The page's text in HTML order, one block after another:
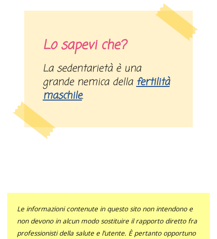
Lo sapevi che?
La sedentarietà è una
grande nemica dellafertilità
maschile.
Le informazioni contenute in questo sito non intendono e
non devono in alcun modo sostituire il rapporto diretto fra
professionisti della salute e l’utente. È pertanto opportuno